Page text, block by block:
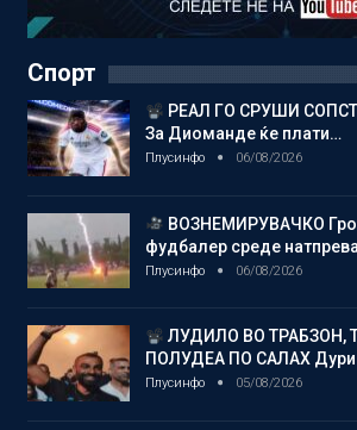
Спорт
РЕАЛ ГО СРУШИ
За Диоманде ќе плати…
Плусинфо 06/08/2026
ВОЗНЕМИРУВАЧКО
фудбалер среде
Плусинфо 06/08/2026
ЛУДИЛО ВО ТРАБЗОН,
ПОЛУДЕА ПО САЛАХ Дури
Плусинфо 05/08/2026